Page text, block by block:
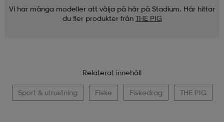
Vi har många modeller att välja på här på Stadium. Här hittar
du fler produkter från THE PIG
Relaterat innehåll
Sport & utrustning Fiske Fiskedrag THE PIG